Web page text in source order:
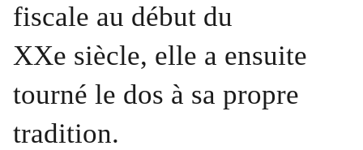
fiscale au début du
XXe siècle, elle a ensuite
tourné le dos à sa propre
tradition.